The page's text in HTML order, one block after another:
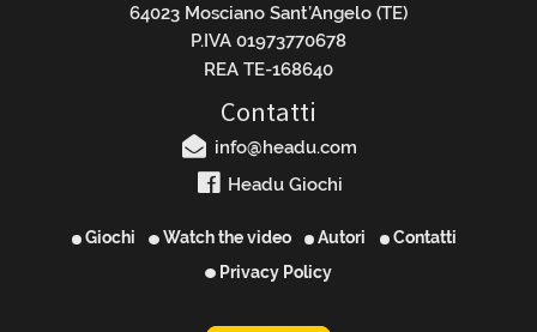
64023 Mosciano Sant’Angelo (TE)
P.IVA 01973770678
REA TE-168640
Contatti
info@headu.com
Headu Giochi
Giochi Watch the video Autori
Contatti
Privacy Policy